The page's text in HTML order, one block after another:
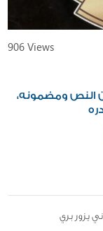
906 Views
النص ومضمونه،
يزور بري